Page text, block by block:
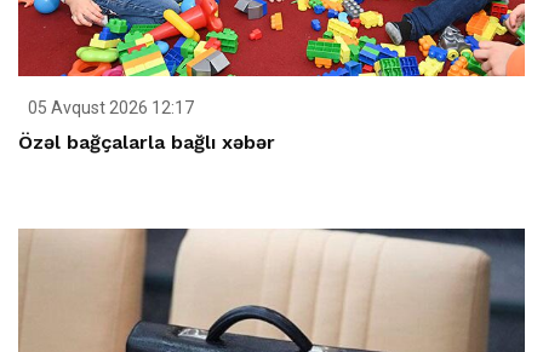
05 Avqust 2026 12:17
Özəl bağçalarla bağlı xəbər